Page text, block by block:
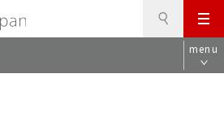
メ
ニ
ュ
menu